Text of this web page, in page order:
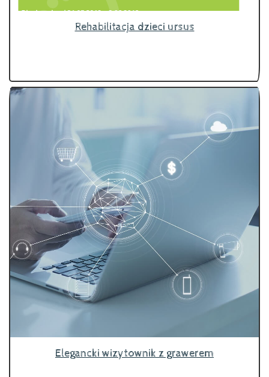
Rehabilitacja dzieci ursus
Elegancki wizytownik z grawerem